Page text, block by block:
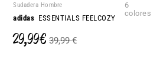
Sudadera Hombre
adidas ESSENTIALS FEELCOZY
6
colores
29,99 € 39,99 €